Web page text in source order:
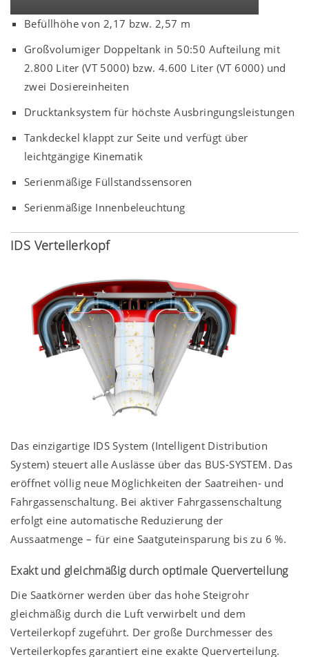
Befüllhöhe von 2,17 bzw. 2,57 m
Großvolumiger Doppeltank in 50:50 Aufteilung mit
2.800 Liter (VT 5000) bzw. 4.600 Liter (VT 6000) und
zwei Dosiereinheiten
Drucktanksystem für höchste Ausbringungsleistungen
Tankdeckel klappt zur Seite und verfügt über
leichtgängige Kinematik
Serienmäßige Füllstandssensoren
Serienmäßige Innenbeleuchtung
IDS Verteilerkopf
Das einzigartige IDS System (Intelligent Distribution
System) steuert alle Auslässe über das BUS-SYSTEM. Das
eröffnet völlig neue Möglichkeiten der Saatreihen- und
Fahrgassenschaltung. Bei aktiver Fahrgassenschaltung
erfolgt eine automatische Reduzierung der
Aussaatmenge – für eine Saatguteinsparung bis zu 6 %.
Exakt und gleichmäßig durch optimale Querverteilung
Die Saatkörner werden über das hohe Steigrohr
gleichmäßig durch die Luft verwirbelt und dem
Verteilerkopf zugeführt. Der große Durchmesser des
Verteilerkopfes garantiert eine exakte Querverteilung.